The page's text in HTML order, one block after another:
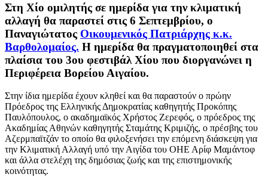
Στη Χίο ομιλητής σε ημερίδα για την κλιματική
αλλαγή θα παραστεί στις 6 Σεπτεμβρίου, ο
Παναγιώτατος Οικουμενικός Πατριάρχης κ.κ.
Βαρθολομαίος. Η ημερίδα θα πραγματοποιηθεί στα
πλαίσια του 3ου φεστιβάλ Χίου που διοργανώνει η
Περιφέρεια Βορείου Αιγαίου.
Στην ίδια ημερίδα έχουν κληθεί και θα παραστούν ο πρώην
Πρόεδρος της Ελληνικής Δημοκρατίας καθηγητής Προκόπης
Παυλόπουλος, ο ακαδημαϊκός Χρήστος Ζερεφός, ο πρόεδρος της
Ακαδημίας Αθηνών καθηγητής Σταμάτης Κριμιζής, ο πρέσβης του
Αζερμπαϊτζάν το οποίο θα φιλοξενήσει την επόμενη διάσκεψη για
την Κλιματική Αλλαγή υπό την Αιγίδα του ΟΗΕ Αρίφ Μαμάντοφ
και άλλα στελέχη της δημόσιας ζωής και της επιστημονικής
κοινότητας.